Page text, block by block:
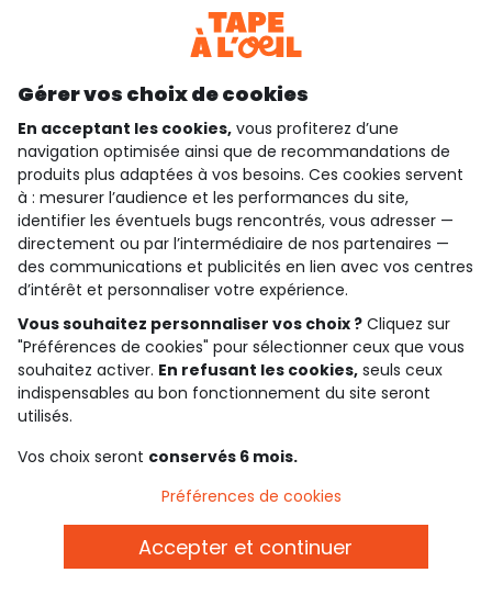
échange et remboursement service client
par e-mail
carte cadeau
des tonnes de possibilités !
delivery
gratuite dès 10€ d'achats
paiement sécurisé
par cb, paypal ou carte cadeau
Gardez le contact avec Tape à l’Oeil, inscrivez-
vous à la newsletter !
Je m'inscris
Rejoignez la communauté !
4.3/5
Voir l’attestation de confiance
Consulter les CGU
Gérer vos choix de cookies
En acceptant les cookies, vous profiterez d’une
navigation optimisée ainsi que de recommandations de
produits plus adaptées à vos besoins. Ces cookies servent
à : mesurer l’audience et les performances du site,
identifier les éventuels bugs rencontrés, vous adresser —
directement ou par l’intermédiaire de nos partenaires —
des communications et publicités en lien avec vos centres
d’intérêt et personnaliser votre expérience.
Vous souhaitez personnaliser vos choix ? Cliquez sur
"Préférences de cookies" pour sélectionner ceux que vous
souhaitez activer. En refusant les cookies, seuls ceux
indispensables au bon fonctionnement du site seront
utilisés.
Vos choix seront conservés 6 mois.
Préférences de cookies
Accepter et continuer